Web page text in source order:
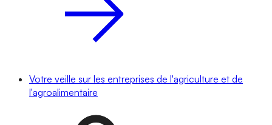
Votre veille sur les entreprises de l'agriculture et de
l'agroalimentaire